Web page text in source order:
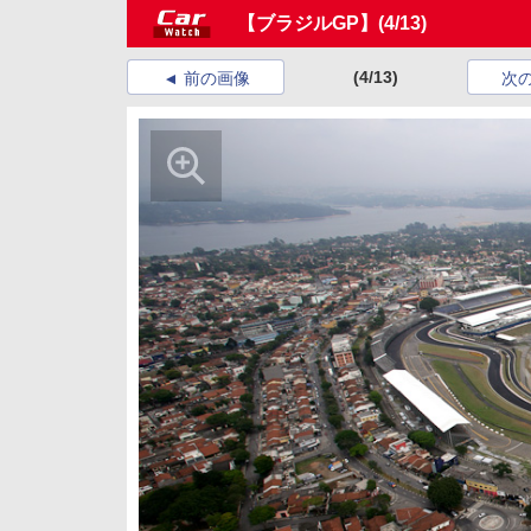
【ブラジルGP】 (4/13)
前の画像 (4/13) 次